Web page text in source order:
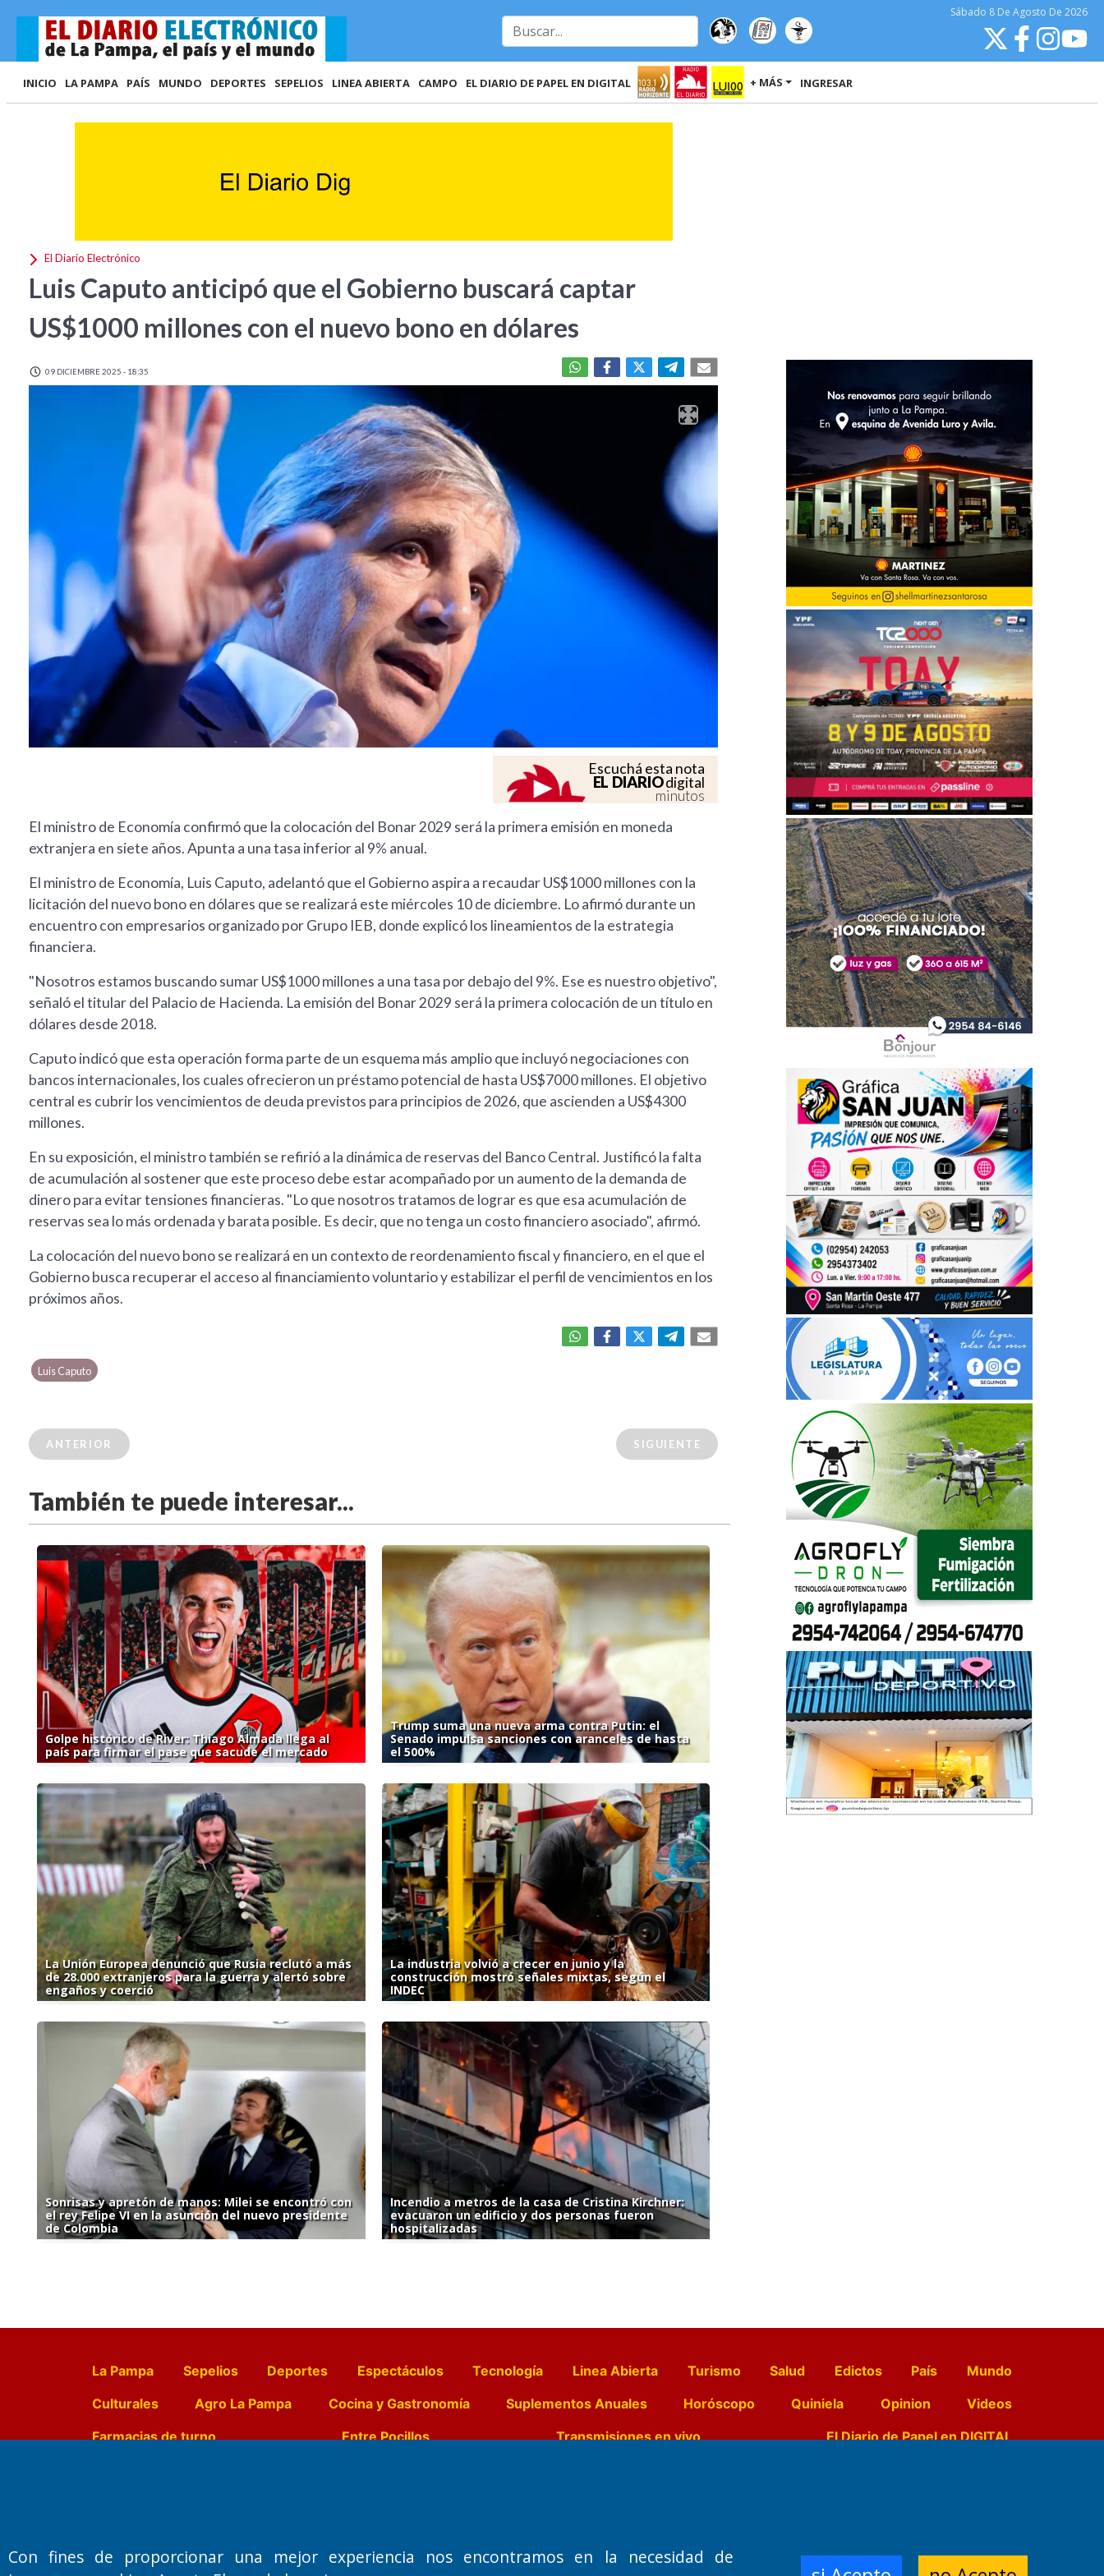
Sábado 8 De Agosto De 2026
INICIO LA PAMPA PAÍS MUNDO DEPORTES SEPELIOS LINEA ABIERTA CAMPO EL DIARIO DE PAPEL EN DIGITAL + MÁS INGRESAR
El Diario Electrónico
Luis Caputo anticipó que el Gobierno buscará captar
US$1000 millones con el nuevo bono en dólares
09 DICIEMBRE 2025 - 18:35
Escuchá esta nota
EL DIARIOdigital
minutos
El ministro de Economía confirmó que la colocación del Bonar 2029 será la primera emisión en moneda
extranjera en siete años. Apunta a una tasa inferior al 9% anual.
El ministro de Economía, Luis Caputo, adelantó que el Gobierno aspira a recaudar US$1000 millones con la
licitación del nuevo bono en dólares que se realizará este miércoles 10 de diciembre. Lo afirmó durante un
encuentro con empresarios organizado por Grupo IEB, donde explicó los lineamientos de la estrategia
financiera.
"Nosotros estamos buscando sumar US$1000 millones a una tasa por debajo del 9%. Ese es nuestro objetivo",
señaló el titular del Palacio de Hacienda. La emisión del Bonar 2029 será la primera colocación de un título en
dólares desde 2018.
Caputo indicó que esta operación forma parte de un esquema más amplio que incluyó negociaciones con
bancos internacionales, los cuales ofrecieron un préstamo potencial de hasta US$7000 millones. El objetivo
central es cubrir los vencimientos de deuda previstos para principios de 2026, que ascienden a US$4300
millones.
En su exposición, el ministro también se refirió a la dinámica de reservas del Banco Central. Justificó la falta
de acumulación al sostener que este proceso debe estar acompañado por un aumento de la demanda de
dinero para evitar tensiones financieras. "Lo que nosotros tratamos de lograr es que esa acumulación de
reservas sea lo más ordenada y barata posible. Es decir, que no tenga un costo financiero asociado", afirmó.
La colocación del nuevo bono se realizará en un contexto de reordenamiento fiscal y financiero, en el que el
Gobierno busca recuperar el acceso al financiamiento voluntario y estabilizar el perfil de vencimientos en los
próximos años.
Luis Caputo
ANTERIOR SIGUIENTE
También te puede interesar...
Golpe histórico de River: Thiago Almada llega al
país para firmar el pase que sacude el mercado
Trump suma una nueva arma contra Putin: el
Senado impulsa sanciones con aranceles de hasta
el 500%
La Unión Europea denunció que Rusia reclutó a más
de 28.000 extranjeros para la guerra y alertó sobre
engaños y coerció
La industria volvió a crecer en junio y la
construcción mostró señales mixtas, según el
INDEC
Sonrisas y apretón de manos: Milei se encontró con
el rey Felipe VI en la asunción del nuevo presidente
de Colombia
Incendio a metros de la casa de Cristina Kirchner:
evacuaron un edificio y dos personas fueron
hospitalizadas
La Pampa Sepelios Deportes Espectáculos Tecnología Linea Abierta Turismo Salud Edictos País
Mundo
Culturales
Agro La Pampa Cocina y Gastronomía Suplementos Anuales Horóscopo Quiniela Opinion
Videos
Farmacias de turno
Entre Pocillos Transmisiones en vivo El Diario de Papel en DIGITAL
Primera edición: Domingo 3 de Mayo de 1992
Miembro de ADIRA,ADEPA y CPPAL
Santa Rosa, La Pampa.
Número de Registro DNDA:
Dr. Jorge Ricardo Nemesio
Redacción, Administración,
Con fines de proporcionar una mejor experiencia nos encontramos en la necesidad de